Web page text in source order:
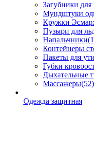
Загубники для
Мундштуки
Кружки
Пузыри для
Напальчники
Контейнеры
Пакеты для
Губки
Дыхательные
Массажеры(52)
Одежда защитная